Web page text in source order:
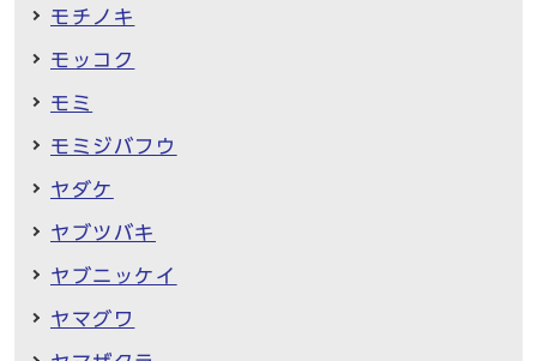
モチノキ
モッコク
モミ
モミジバフウ
ヤダケ
ヤブツバキ
ヤブニッケイ
ヤマグワ